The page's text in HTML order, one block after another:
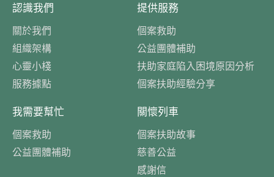
認識我們
關於我們
組織架構
心靈小棧
服務據點
提供服務
個案救助
公益團體補助
扶助家庭陷入困境原因分析
個案扶助經驗分享
我需要幫忙
個案救助
公益團體補助
關懷列車
個案扶助故事
慈善公益
感謝信